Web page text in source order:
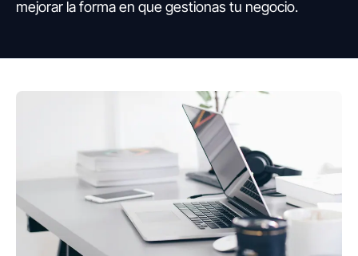
mejorar la forma en que gestionas tu negocio.